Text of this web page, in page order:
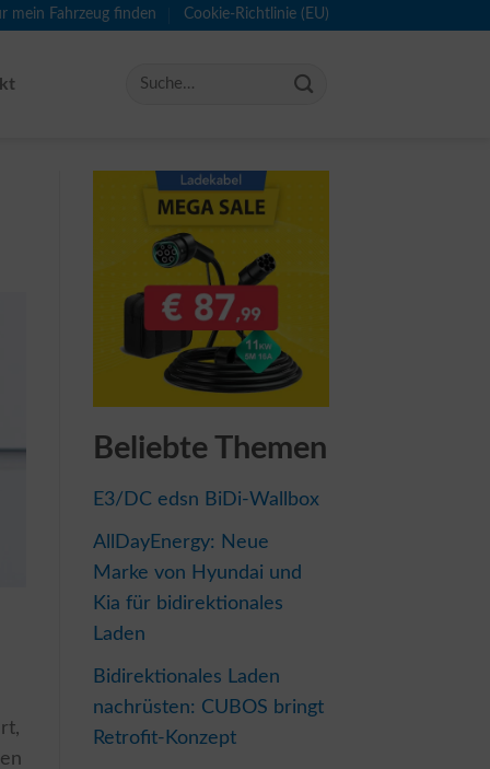
mein Fahrzeug finden Cookie-Richtlinie (EU)
Beliebte Themen
E3/DC edsn BiDi-Wallbox
AllDayEnergy: Neue
Marke von Hyundai und
Kia für bidirektionales
Laden
Bidirektionales Laden
nachrüsten: CUBOS bringt
Retrofit-Konzept